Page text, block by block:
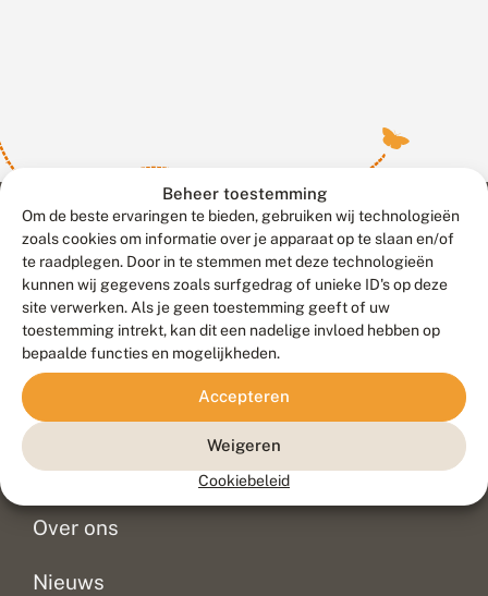
Beheer toestemming
Om de beste ervaringen te bieden, gebruiken wij technologieën
zoals cookies om informatie over je apparaat op te slaan en/of
te raadplegen. Door in te stemmen met deze technologieën
kunnen wij gegevens zoals surfgedrag of unieke ID's op deze
site verwerken. Als je geen toestemming geeft of uw
toestemming intrekt, kan dit een nadelige invloed hebben op
bepaalde functies en mogelijkheden.
Accepteren
Weigeren
Cookiebeleid
Contact
Veelgestelde vragen
Doneer
Over ons
Nieuws
Meld waarnemingen© 2026 Vlinderstichting
Duurzaam ontwikkeld door
Go2People
, ontworpen door
Blue Field Agency
Privacy
Disclaimer
Sitemap